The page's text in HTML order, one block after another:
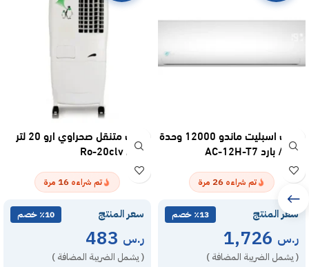
مكيف اسبليت ماندو 12000 وحدة
– حار / بارد AC-12H-T7
تم شراءه 26 مرة
سعر المنتج ٪13 خصم
ر.س
( يشمل الضريبة المضافة )
مكيف متنقل صحراوي ارو 20 لتر
كرتون Ro-20clv
تم شراءه 16 مرة
سعر المنتج ٪10 خصم
ر.س
( يشمل الضريبة المضافة )